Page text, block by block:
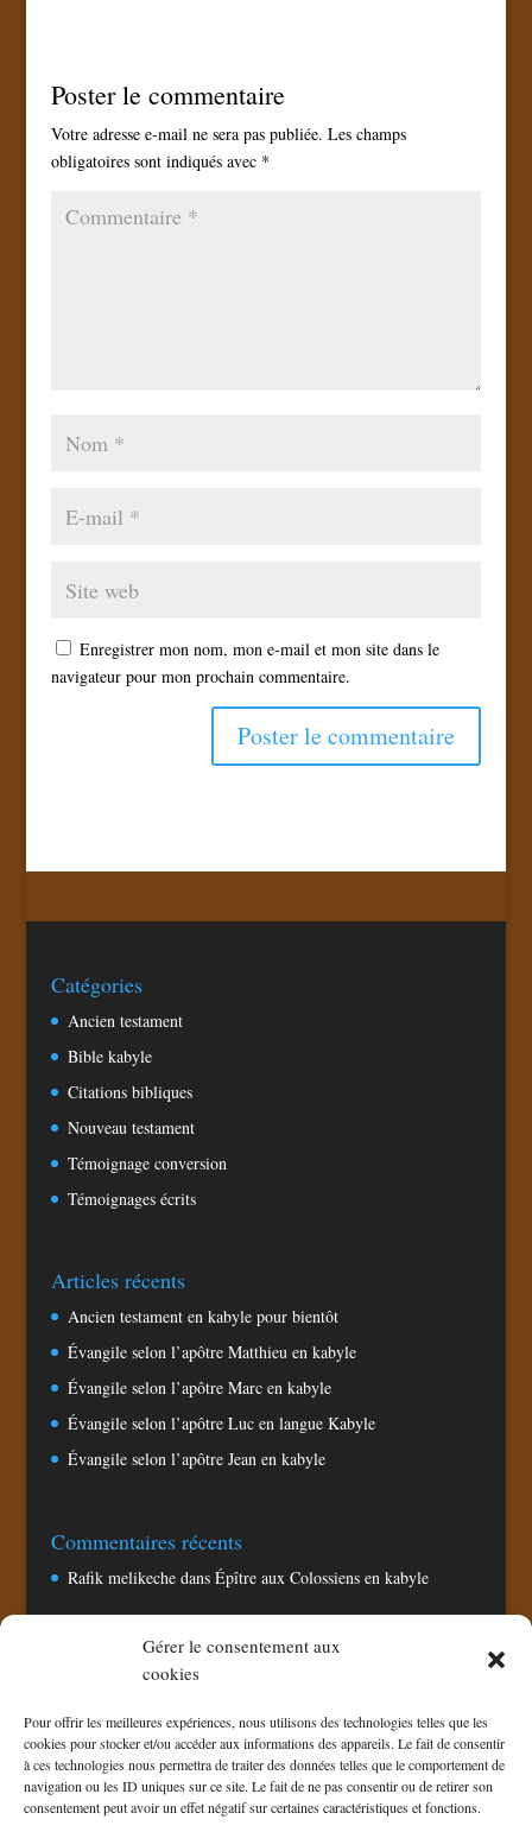
Gérer le consentement aux
cookies
Pour offrir les meilleures expériences, nous utilisons des technologies telles que les
cookies pour stocker et/ou accéder aux informations des appareils. Le fait de consentir
à ces technologies nous permettra de traiter des données telles que le comportement de
navigation ou les ID uniques sur ce site. Le fait de ne pas consentir ou de retirer son
consentement peut avoir un effet négatif sur certaines caractéristiques et fonctions.
Poster le commentaire
Votre adresse e-mail ne sera pas publiée. Les champs
obligatoires sont indiqués avec *
Enregistrer mon nom, mon e-mail et mon site dans le
navigateur pour mon prochain commentaire.
Catégories
Ancien testament
Bible kabyle
Citations bibliques
Nouveau testament
Témoignage conversion
Témoignages écrits
Articles récents
Ancien testament en kabyle pour bientôt
Évangile selon l’apôtre Matthieu en kabyle
Évangile selon l’apôtre Marc en kabyle
Évangile selon l’apôtre Luc en langue Kabyle
Évangile selon l’apôtre Jean en kabyle
Commentaires récents
Rafik melikechedans Épître aux Colossiens en kabyle
Chaine TV CNA
Politique de confidentialité
Politique de cookies (UE)